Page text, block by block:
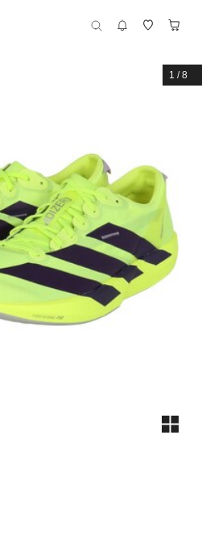
1 /8